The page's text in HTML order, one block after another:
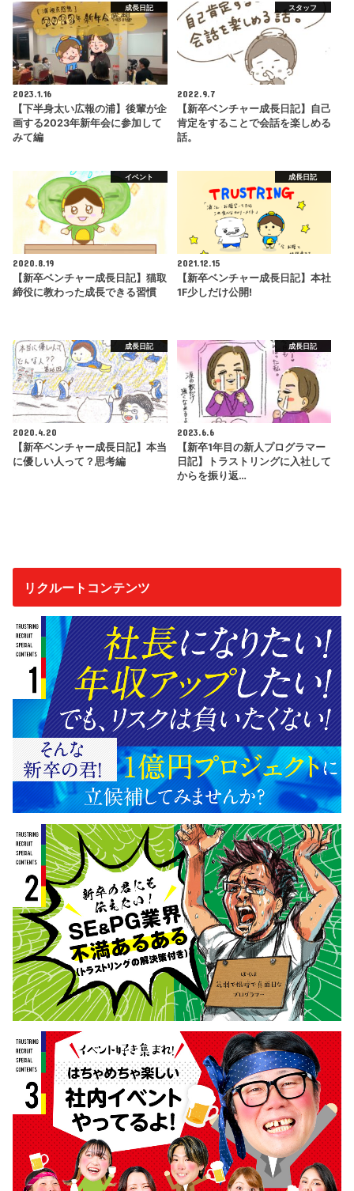
成長日記
2023.1.16
【下半身太い広報の浦】後輩が企
画する2023年新年会に参加して
みて編
スタッフ
2022.9.7
【新卒ベンチャー成長日記】自己
肯定をすることで会話を楽しめる
話。
イベント
2020.8.19
【新卒ベンチャー成長日記】猫取
締役に教わった成長できる習慣
成長日記
2021.12.15
【新卒ベンチャー成長日記】本社
1F少しだけ公開!
成長日記
2020.4.20
【新卒ベンチャー成長日記】本当
に優しい人って？思考編
成長日記
2023.6.6
【新卒1年目の新人プログラマー
日記】トラストリングに入社して
からを振り返…
リクルートコンテンツ